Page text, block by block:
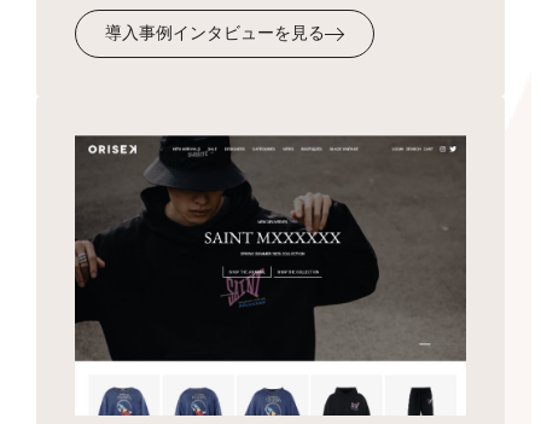
3,300円
お客様へ送付するメール文面のフォーマットを作成・設
導入事例インタビューを見る